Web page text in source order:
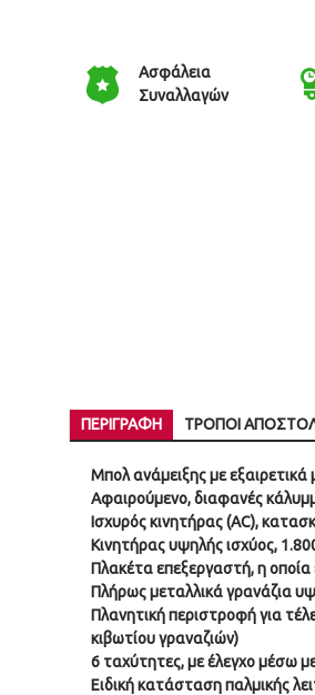
Ασφάλεια
Συναλλαγών
ΠΕΡΙΓΡΑΦΉ ΤΡΌΠΟΙ
Μπολ ανάμειξης με
Αφαιρούμενο, διαφανές
Ισχυρός κινητήρας (AC),
Κινητήρας υψηλής ισχύος,
Πλακέτα επεξεργαστή, η
Πλήρως μεταλλικά γρανάζια
Πλανητική περιστροφή για
κιβωτίου γραναζιών)
6 ταχύτητες, με έλεγχο μέσω
Ειδική κατάσταση παλμικής